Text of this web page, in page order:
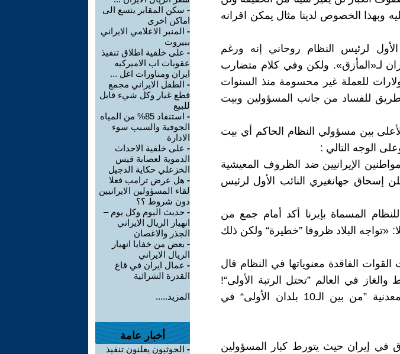
وبهذا الخصوص لدينا مثال يمكن اقرانه
لرئيس النظام روحاني إنه ورغم
لـ«المأزق». ولكن وفي كلام متضارب
للعملة غير محسومة منذ السنوات
للفساد من جانب المسؤولين وبيت
بين مسؤولي النظام الحاكم أي بيت
الوجه التالي :
الإيرانيين ضد الظروف المعيشية
إسحاق جهانغيري النائب الأول لرئيس
للنظام المسماة بإيرنا أكد أمام جمع من
«تواجه البلاد ظروفا ”خطيرة“ ولكن ذلك
الفاقدة معنوياتها في النظام قال
في العالم ”تحتل الرتبة الأولى“!
ومن ناحية الموارد الطبيعية والموارد المعدنية ”من بين الـ10 بلدان الأولى“ في
في إيران حيث يتورط كبار المسؤولين
- سكن المقابر يتسع الى
اماكن اخرى
- المنبر الاعلامي الايراني
ببيروت
- على خلفية اطلاق تنفيذ
عقوبات اب الاميركيه
ايران ومناورات اغل ...
- الطفل الايراني مجمع
قطع غيار وكل شيء قابل
للبيع
-
استنفاد 85% من المياه
الجوفية والسبب سوء
الادارة
- على خلفية الاحداث
الدموية لعصابة قيس
الخزعلي حكاية الدجيل
- هل عرض ترامب فعلا
لقاء المسؤولين الايرانيين
دون شروط ؟؟
- حديث اليوم وكل يوم –
انهيار الريال الايراني
الجذر والاغصان
- بعض من خفايا انهيار
الريال الايراني
- عمال ايران في قاع
القدرة الشرائية
المزيد.....
أخبار عامة
- الحوثيون يعلنون تنفيذ